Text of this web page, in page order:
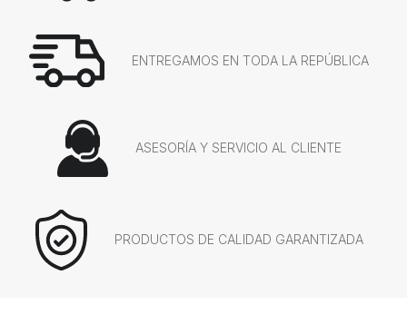
ENTREGAMOS EN TODA LA REPÚBLICA
ASESORÍA Y SERVICIO AL CLIENTE
PRODUCTOS DE CALIDAD GARANTIZADA